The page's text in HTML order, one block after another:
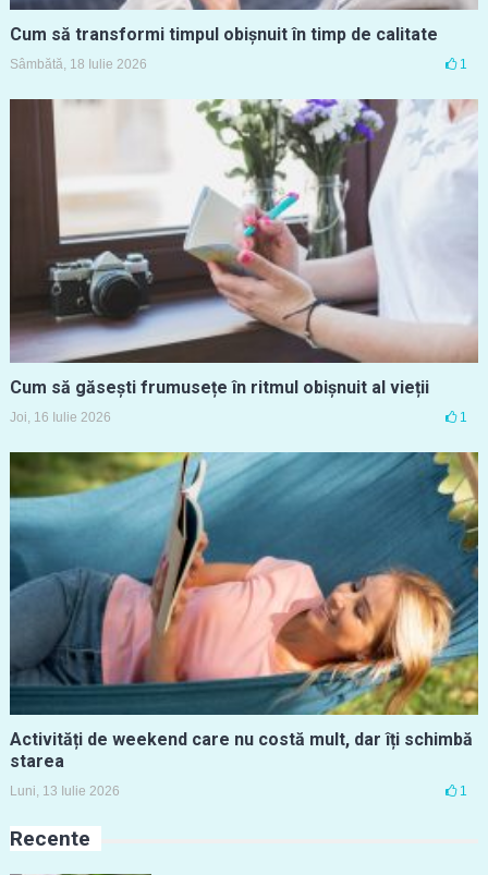
Cum să transformi timpul obișnuit în timp de calitate
Sâmbătă, 18 Iulie 2026 1
Cum să găsești frumusețe în ritmul obișnuit al vieții
Joi, 16 Iulie 2026 1
Activități de weekend care nu costă mult, dar îți schimbă
starea
Luni, 13 Iulie 2026 1
Recente